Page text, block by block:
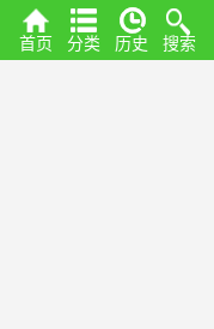
首页 分类 历史 搜索